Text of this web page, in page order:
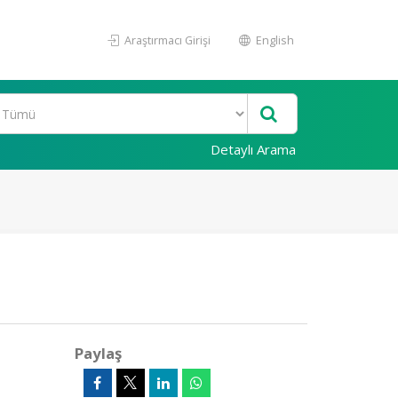
Araştırmacı Girişi English
Detaylı Arama
Paylaş